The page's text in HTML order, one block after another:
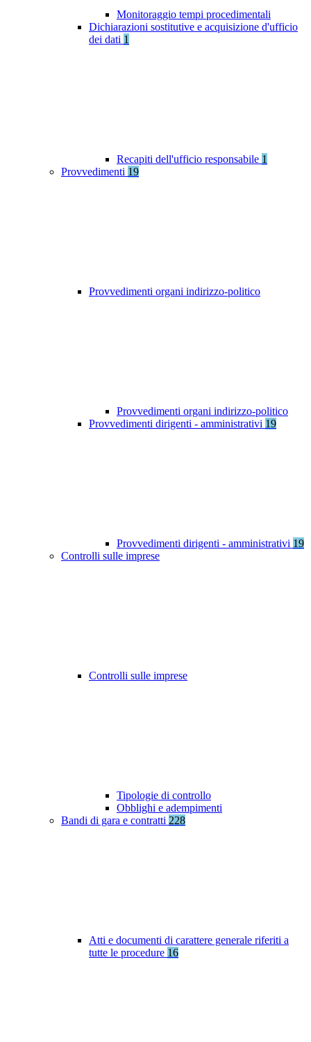
Monitoraggio tempi procedimentali
Dichiarazioni sostitutive e acquisizione d'ufficio
dei dati 1
Recapiti dell'ufficio responsabile 1
Provvedimenti 19
Provvedimenti organi indirizzo-politico
Provvedimenti organi indirizzo-politico
Provvedimenti dirigenti - amministrativi 19
Provvedimenti dirigenti - amministrativi 19
Controlli sulle imprese
Controlli sulle imprese
Tipologie di controllo
Obblighi e adempimenti
Bandi di gara e contratti 228
Atti e documenti di carattere generale riferiti a
tutte le procedure 16